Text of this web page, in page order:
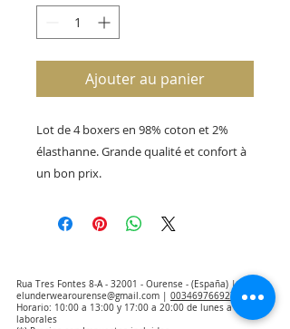
Ajouter au panier
Lot de 4 boxers en 98% coton et 2%
élasthanne. Grande qualité et confort à
un bon prix.
Rua Tres Fontes 8-A - 32001 - Ourense - (España) |
elunderwearourense@gmail.com
0034697669271
Horario: 10:00 a 13:00 y 17:00 a 20:00 de lunes a viernes
laborales